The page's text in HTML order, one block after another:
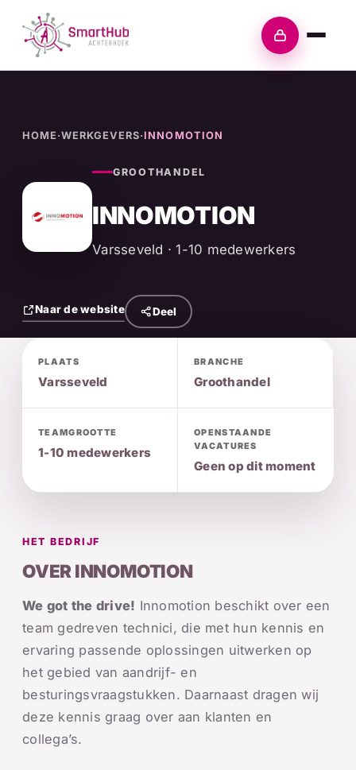
content
Inloggen
HOME ·WERKGEVERS·INNOMOTION
GROOTHANDEL
INNOMOTION
Varsseveld · 1-10 medewerkers
Naar de website Deel
PLAATS
Varsseveld
BRANCHE
Groothandel
TEAMGROOTTE
1-10 medewerkers
OPENSTAANDE
VACATURES
Geen op dit moment
HET BEDRIJF
OVER INNOMOTION
We got the drive! Innomotion beschikt over een
team gedreven technici, die met hun kennis en
ervaring passende oplossingen uitwerken op
het gebied van aandrijf- en
besturingsvraagstukken. Daarnaast dragen wij
deze kennis graag over aan klanten en
collega’s.